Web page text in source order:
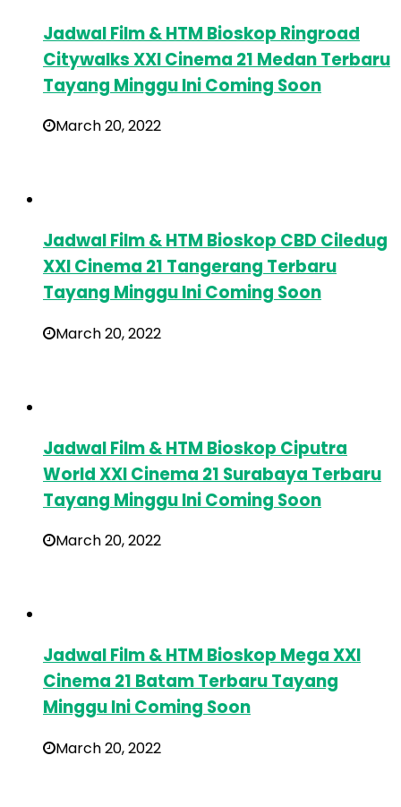
Jadwal Film & HTM Bioskop Ringroad
Citywalks XXI Cinema 21 Medan Terbaru
Tayang Minggu Ini Coming Soon
March 20, 2022
Jadwal Film & HTM Bioskop CBD Ciledug
XXI Cinema 21 Tangerang Terbaru
Tayang Minggu Ini Coming Soon
March 20, 2022
Jadwal Film & HTM Bioskop Ciputra
World XXI Cinema 21 Surabaya Terbaru
Tayang Minggu Ini Coming Soon
March 20, 2022
Jadwal Film & HTM Bioskop Mega XXI
Cinema 21 Batam Terbaru Tayang
Minggu Ini Coming Soon
March 20, 2022